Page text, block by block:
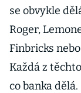
se obvykle
Roger,
Finbricks
Každá z
co banka